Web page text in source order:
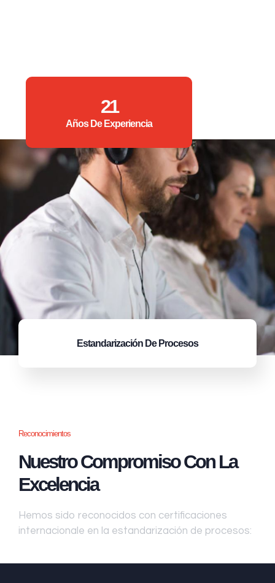
21
Años De Experiencia
Estandarización De Procesos
Reconocimientos
Nuestro Compromiso Con La
Excelencia
Hemos sido reconocidos con certificaciones
internacionale en la estandarización de procesos: